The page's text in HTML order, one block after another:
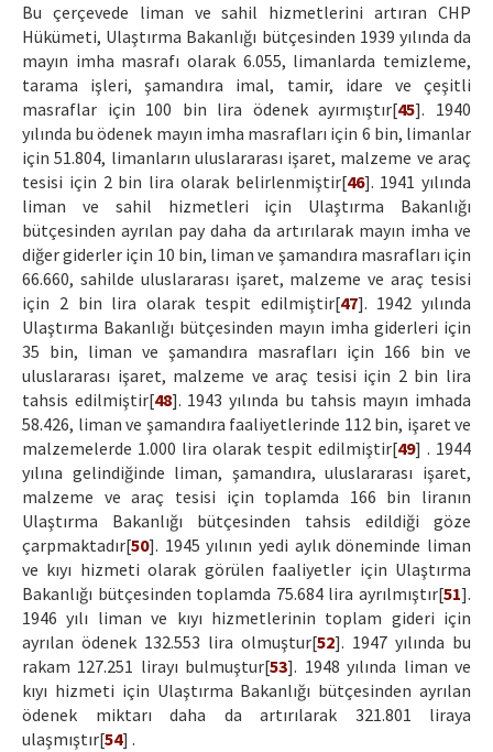
Bu çerçevede liman ve sahil hizmetlerini artıran CHP
Hükümeti, Ulaştırma Bakanlığı bütçesinden 1939 yılında da
mayın imha masrafı olarak 6.055, limanlarda temizleme,
tarama işleri, şamandıra imal, tamir, idare ve çeşitli
masraflar için 100 bin lira ödenek ayırmıştır[45]. 1940
yılında bu ödenek mayın imha masrafları için 6 bin, limanlar
için 51.804, limanların uluslararası işaret, malzeme ve araç
tesisi için 2 bin lira olarak belirlenmiştir[46]. 1941 yılında
liman ve sahil hizmetleri için Ulaştırma Bakanlığı
bütçesinden ayrılan pay daha da artırılarak mayın imha ve
diğer giderler için 10 bin, liman ve şamandıra masrafları için
66.660, sahilde uluslararası işaret, malzeme ve araç tesisi
için 2 bin lira olarak tespit edilmiştir[47]. 1942 yılında
Ulaştırma Bakanlığı bütçesinden mayın imha giderleri için
35 bin, liman ve şamandıra masrafları için 166 bin ve
uluslararası işaret, malzeme ve araç tesisi için 2 bin lira
tahsis edilmiştir[48]. 1943 yılında bu tahsis mayın imhada
58.426, liman ve şamandıra faaliyetlerinde 112 bin, işaret ve
malzemelerde 1.000 lira olarak tespit edilmiştir[49] . 1944
yılına gelindiğinde liman, şamandıra, uluslararası işaret,
malzeme ve araç tesisi için toplamda 166 bin liranın
Ulaştırma Bakanlığı bütçesinden tahsis edildiği göze
çarpmaktadır[50]. 1945 yılının yedi aylık döneminde liman
ve kıyı hizmeti olarak görülen faaliyetler için Ulaştırma
Bakanlığı bütçesinden toplamda 75.684 lira ayrılmıştır[51].
1946 yılı liman ve kıyı hizmetlerinin toplam gideri için
ayrılan ödenek 132.553 lira olmuştur[52]. 1947 yılında bu
rakam 127.251 lirayı bulmuştur[53]. 1948 yılında liman ve
kıyı hizmeti için Ulaştırma Bakanlığı bütçesinden ayrılan
ödenek miktarı daha da artırılarak 321.801 liraya
ulaşmıştır[54] .